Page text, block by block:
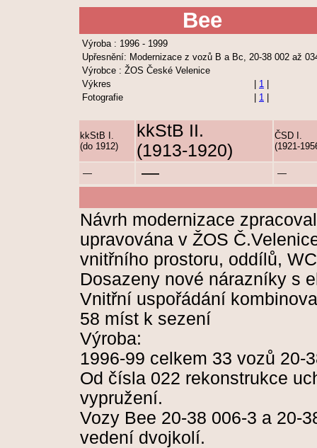
Bee
Výroba : 1996 - 1999
Upřesnění: Modernizace z vozů B a Bc, 20-38 002 až
Výrobce : ŽOS České Velenice
Výkres
1
Fotografie
1
kkStB I.
(do 1912)
kkStB II.
(1913-1920)
ČSD I.
(1921-
— — —
Návrh modernizace
upravována v ŽOS
vnitřního prostoru, oddílů,
Dosazeny nové nárazníky s
Vnitřní uspořádání
58 míst k sezení
Výroba:
1996-99 celkem 33 vozů 20-
Od čísla 022 rekonstrukce
vypružení.
Vozy Bee 20-38 006-3 a 20-
vedení dvojkolí.